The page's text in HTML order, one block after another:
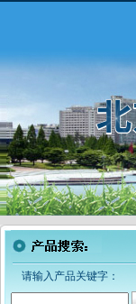
请输入产品关键字：